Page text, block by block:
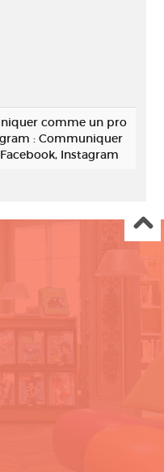
comme un pro
: Communiquer
Instagram